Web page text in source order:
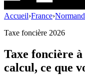
Accueil›France›
Taxe foncière 2026
Taxe foncière à
calcul, ce que